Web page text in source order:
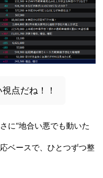
点だね！！
に“地合い悪でも動いた
ベースで、ひとつずつ整